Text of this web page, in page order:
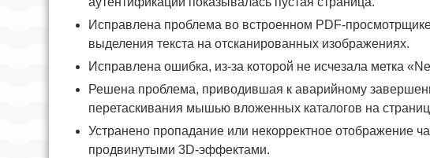
Исправлена проблема во встроенном PDF-
выделения текста на отсканированных изображениях.
Исправлена ошибка, из-за которой не исчезала метка
Решена проблема, приводившая к аварийному
перетаскивания мышью вложенных каталогов на
Устранено пропадание или некорректное отображение
продвинутыми 3D-эффектами.